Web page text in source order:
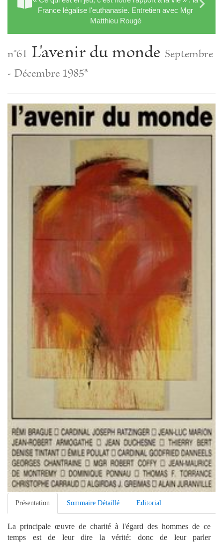
France légalise l'euthanasie. Entretien avec Mgr
Matthieu Rougé
n°61 L'avenir du monde Septembre
- Décembre 1985*
Présentation Sommaire Détaillé Editorial
La principale œuvre de charité à l'égard des hommes de ce
temps est de leur dire la vérité: donc de leur parler